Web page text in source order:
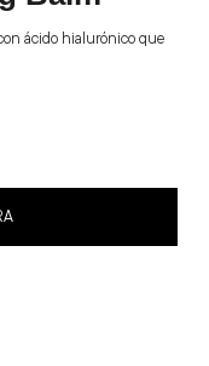
ácido hialurónico que